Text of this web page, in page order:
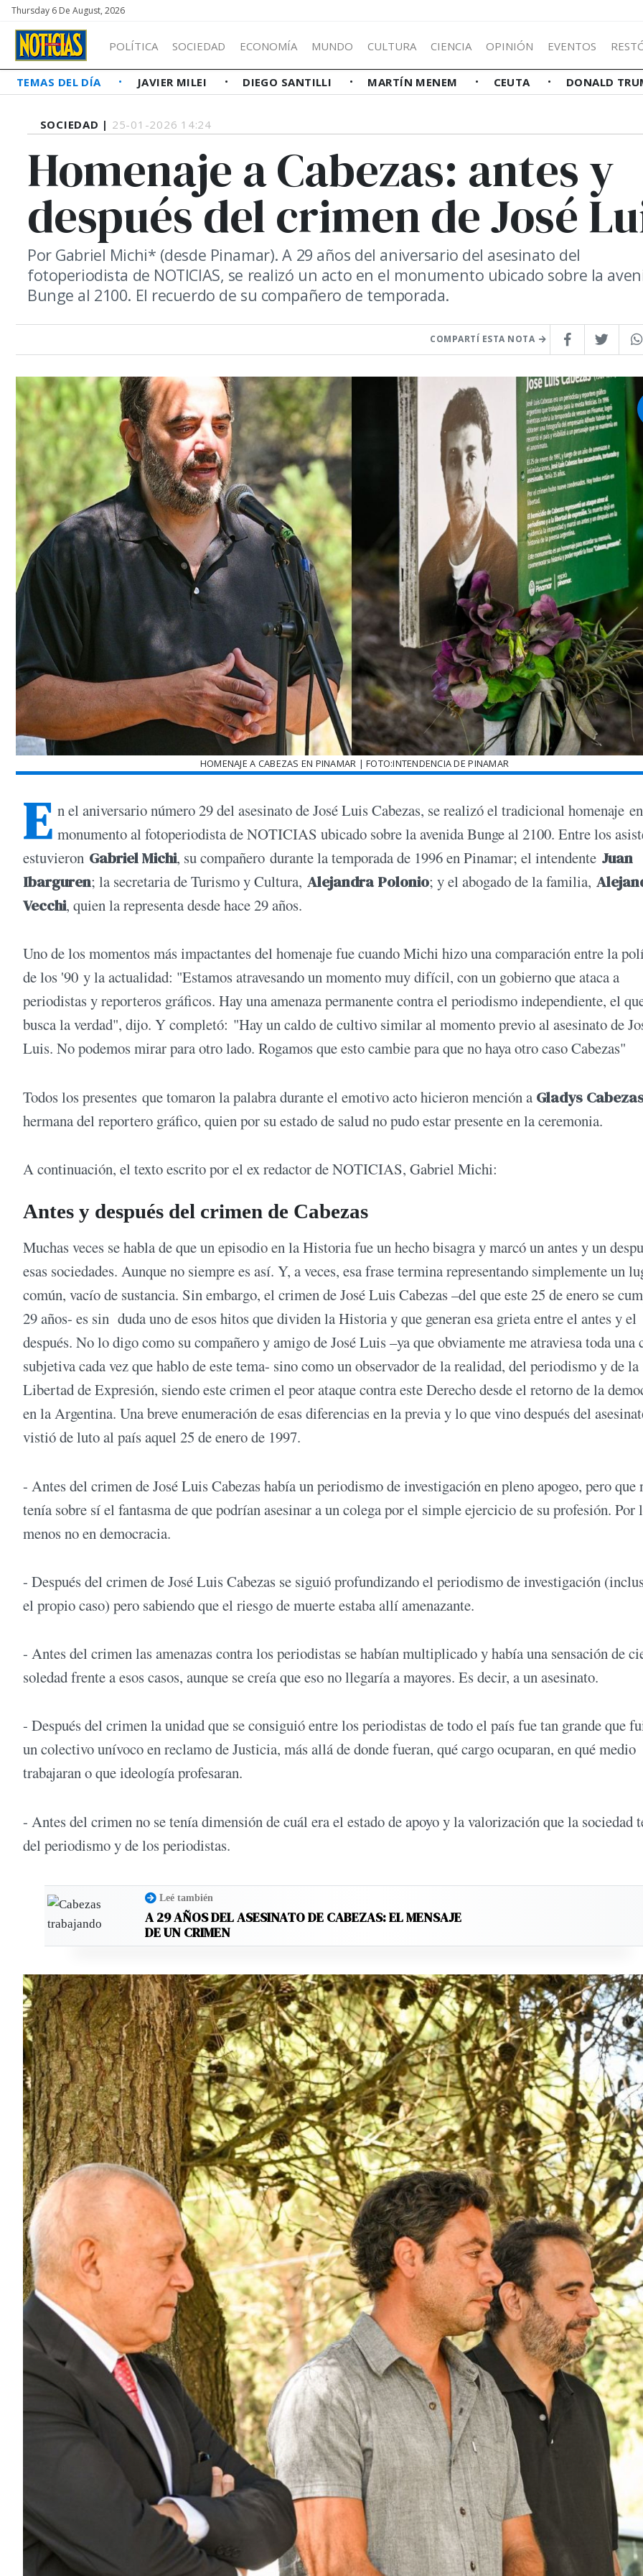
Thursday 6 De August, 2026
POLÍTICA SOCIEDAD ECONOMÍA MUNDO CULTURA CIENCIA OPINIÓN EVENTOS
TEMAS DEL DÍA JAVIER MILEI DIEGO SANTILLI MARTÍN MENEM CEUTA DONALD
SOCIEDAD | 25-01-2026 14:24
Homenaje a Cabezas: antes y
después del crimen de José
Por Gabriel Michi* (desde Pinamar). A 29 años del aniversario del asesinato del
fotoperiodista de NOTICIAS, se realizó un acto en el monumento ubicado sobre la
Bunge al 2100. El recuerdo de su compañero de temporada.
COMPARTÍ ESTA NOTA
HOMENAJE A CABEZAS EN PINAMAR | FOTO:INTENDENCIA DE PINAMAR
E n el aniversario número 29 del asesinato de José Luis Cabezas, se realizó el tradicional homenaje
monumento al fotoperiodista de NOTICIAS ubicado sobre la avenida Bunge al 2100. Entre los
estuvieron Gabriel Michi, su compañero durante la temporada de 1996 en Pinamar; el intendente Juan
Ibarguren; la secretaria de Turismo y Cultura, Alejandra Polonio; y el abogado de la familia,
Vecchi, quien la representa desde hace 29 años.
Uno de los momentos más impactantes del homenaje fue cuando Michi hizo una comparación entre la
de los '90 y la actualidad: "Estamos atravesando un momento muy difícil, con un gobierno que ataca a
periodistas y reporteros gráficos. Hay una amenaza permanente contra el periodismo independiente, el
busca la verdad", dijo. Y completó: "Hay un caldo de cultivo similar al momento previo al asesinato de
Luis. No podemos mirar para otro lado. Rogamos que esto cambie para que no haya otro caso Cabezas"
Todos los presentes que tomaron la palabra durante el emotivo acto hicieron mención a Gladys
hermana del reportero gráfico, quien por su estado de salud no pudo estar presente en la ceremonia.
A continuación, el texto escrito por el ex redactor de NOTICIAS, Gabriel Michi:
Antes y después del crimen de Cabezas
Muchas veces se habla de que un episodio en la Historia fue un hecho bisagra y marcó un antes y un
esas sociedades. Aunque no siempre es así. Y, a veces, esa frase termina representando simplemente un
común, vacío de sustancia. Sin embargo, el crimen de José Luis Cabezas –del que este 25 de enero se
29 años- es sin duda uno de esos hitos que dividen la Historia y que generan esa grieta entre el antes y el
después. No lo digo como su compañero y amigo de José Luis –ya que obviamente me atraviesa toda una
subjetiva cada vez que hablo de este tema- sino como un observador de la realidad, del periodismo y de la
Libertad de Expresión, siendo este crimen el peor ataque contra este Derecho desde el retorno de la
en la Argentina. Una breve enumeración de esas diferencias en la previa y lo que vino después del
vistió de luto al país aquel 25 de enero de 1997.
- Antes del crimen de José Luis Cabezas había un periodismo de investigación en pleno apogeo, pero que
tenía sobre sí el fantasma de que podrían asesinar a un colega por el simple ejercicio de su profesión. Por
menos no en democracia.
- Después del crimen de José Luis Cabezas se siguió profundizando el periodismo de investigación
el propio caso) pero sabiendo que el riesgo de muerte estaba allí amenazante.
- Antes del crimen las amenazas contra los periodistas se habían multiplicado y había una sensación de
soledad frente a esos casos, aunque se creía que eso no llegaría a mayores. Es decir, a un asesinato.
- Después del crimen la unidad que se consiguió entre los periodistas de todo el país fue tan grande que
un colectivo unívoco en reclamo de Justicia, más allá de donde fueran, qué cargo ocuparan, en qué medio
trabajaran o que ideología profesaran.
- Antes del crimen no se tenía dimensión de cuál era el estado de apoyo y la valorización que la sociedad
del periodismo y de los periodistas.
Leé también
A 29 AÑOS DEL ASESINATO DE CABEZAS: EL MENSAJE
DE UN CRIMEN